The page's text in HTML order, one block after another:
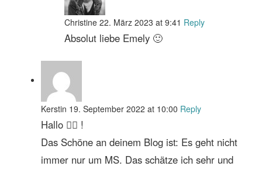
Christine 22. März 2023 at 9:41 Reply
Absolut liebe Emely 🙂
Kerstin 19. September 2022 at 10:00 Reply
Hallo 🙋‍♀️ !
Das Schöne an deinem Blog ist: Es geht nicht
immer nur um MS. Das schätze ich sehr und